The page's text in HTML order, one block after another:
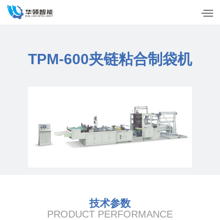
TPM-600夹链粘合制袋机
技术参数
PRODUCT PERFORMANCE